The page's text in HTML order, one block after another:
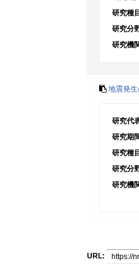
研究種目
研究分
研究機
地震発
研究代
研究期
研究種目
研究分
研究機
URL: